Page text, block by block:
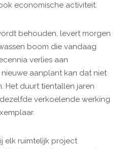
economische activiteit.
behouden, levert morgen
boom die vandaag
verlies aan
aanplant kan dat niet
Het duurt tientallen jaren
verkoelende werking
elk ruimtelijk project